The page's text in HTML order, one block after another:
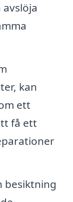
kan
ett
få ett
besiktning